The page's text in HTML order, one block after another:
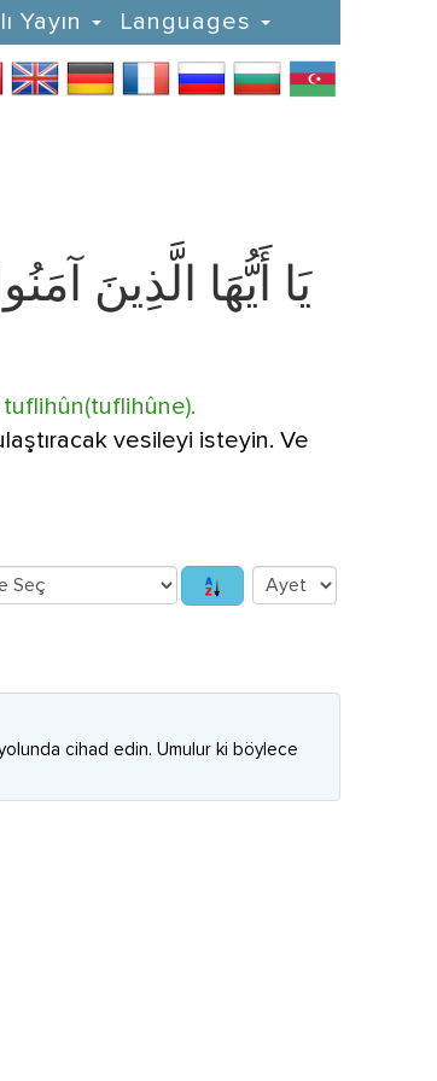
Yayın Languages
يَا أَيُّهَا الَّذِينَ
vesileyi isteyin. Ve
yolunda cihad edin. Umulur ki böylece